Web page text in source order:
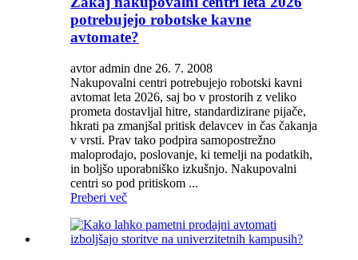
potrebujejo robotske kavne
avtomate?
avtor admin dne 26. 7. 2008
Nakupovalni centri potrebujejo robotski kavni
avtomat leta 2026, saj bo v prostorih z veliko
prometa dostavljal hitre, standardizirane pijače,
hkrati pa zmanjšal pritisk delavcev in čas čakanja
v vrsti. Prav tako podpira samopostrežno
maloprodajo, poslovanje, ki temelji na podatkih,
in boljšo uporabniško izkušnjo. Nakupovalni
centri so pod pritiskom ...
Preberi več